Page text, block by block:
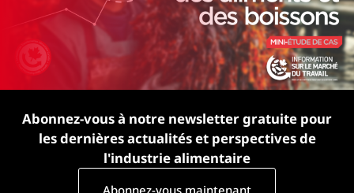
Abonnez-vous à notre newsletter gratuite pour
les dernières actualités et perspectives de
l'industrie alimentaire
Abonnez-vous maintenant